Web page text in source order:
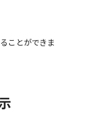
ことができま